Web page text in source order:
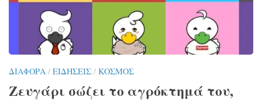
ΔΙΆΦΟΡΑ / ΕΙΔΉΣΕΙΣ / ΚΌΣΜΟΣ
Ζευγάρι σώζει το αγρόκτημά του,